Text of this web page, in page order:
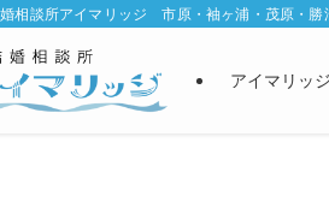
相談所アイマリッジ 市原・袖ヶ浦・茂原・勝
アイマリッ